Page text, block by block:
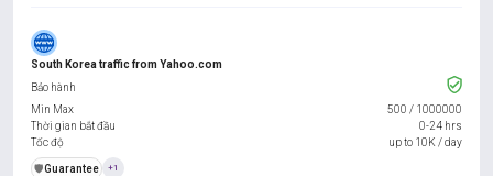
South Korea traffic from Yahoo.com
Bảo hành
Min Max
500 / 1000000
Thời gian bắt đầu
0-24 hrs
Tốc độ
up to 10K / day
️🛡️Guarantee +1